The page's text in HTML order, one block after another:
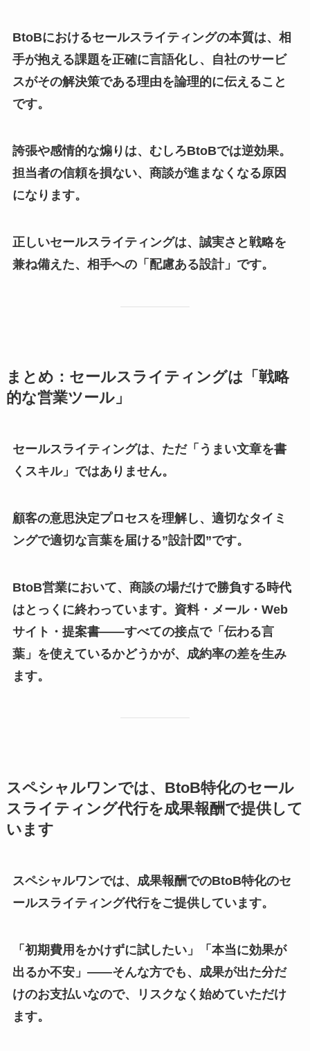
BtoBにおけるセールスライティングの本質は、相
手が抱える課題を正確に言語化し、自社のサービ
スがその解決策である理由を論理的に伝えること
です。
誇張や感情的な煽りは、むしろBtoBでは逆効果。
担当者の信頼を損ない、商談が進まなくなる原因
になります。
正しいセールスライティングは、誠実さと戦略を
兼ね備えた、相手への「配慮ある設計」です。
まとめ：セールスライティングは「戦略
的な営業ツール」
セールスライティングは、ただ「うまい文章を書
くスキル」ではありません。
顧客の意思決定プロセスを理解し、適切なタイミ
ングで適切な言葉を届ける”設計図”です。
BtoB営業において、商談の場だけで勝負する時代
はとっくに終わっています。資料・メール・Web
サイト・提案書——すべての接点で「伝わる言
葉」を使えているかどうかが、成約率の差を生み
ます。
スペシャルワンでは、BtoB特化のセール
スライティング代行を成果報酬で提供して
います
スペシャルワンでは、成果報酬でのBtoB特化のセ
ールスライティング代行をご提供しています。
「初期費用をかけずに試したい」「本当に効果が
出るか不安」——そんな方でも、成果が出た分だ
けのお支払いなので、リスクなく始めていただけ
ます。